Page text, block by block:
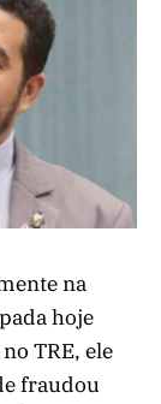
na
hoje
TRE, ele
fraudou